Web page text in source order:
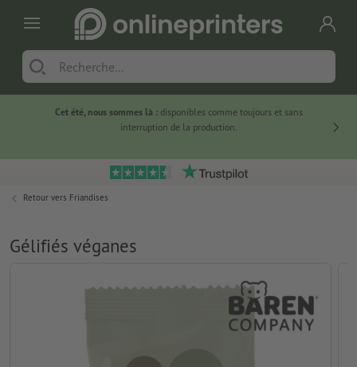
Cet été, nous sommes là :disponibles comme toujours et sans
interruption de la production.
Retour vers Friandises
Gélifiés véganes